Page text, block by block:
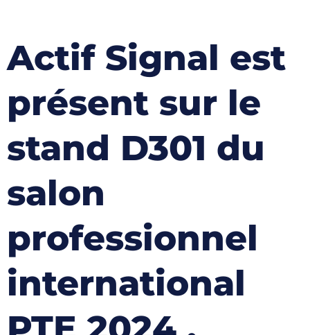
Actif Signal est
présent sur le
stand D301 du
salon
professionnel
international